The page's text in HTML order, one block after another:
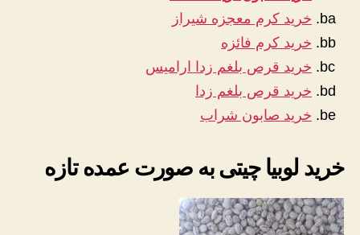
خرید کرم معجزه شیراز
خرید کرم فائزه
خرید قرص بلغم زدا ارامیس
خرید قرص بلغم زدا
خرید صابون شراب
خرید لوبیا چیتی به صورت عمده تازه